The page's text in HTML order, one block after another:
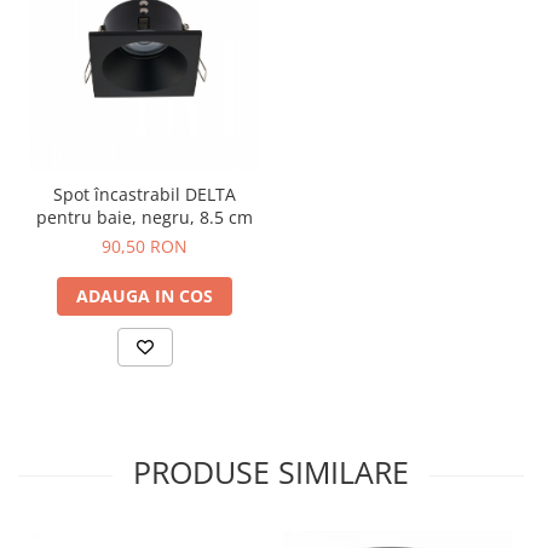
dintre marcile preferate ale clientilor din Europa, dezvoltand in
portofoliul de produse o intreaga colectie de lustre si candelabre,
aplice si plafoniere, veioze si lampadare.
NOWODVORSKI este si una dintre marcile preferate de arhitecti,
colectia de corpuri de iluminat oferita putand fi adaptata la orice
Spot încastrabil DELTA
pentru baie, negru, 8.5 cm
90,50 RON
ADAUGA IN COS
PRODUSE SIMILARE